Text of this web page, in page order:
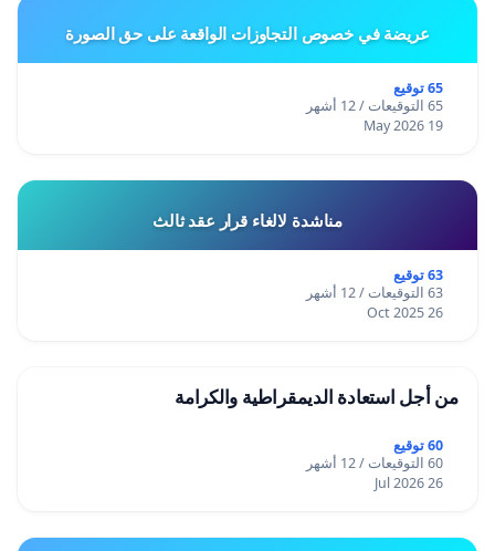
عريضة في خصوص التجاوزات الواقعة على حق الصورة
65 توقيع
65 التوقيعات / 12 أشهر
19 May 2026
مناشدة لالغاء قرار عقد ثالث
63 توقيع
63 التوقيعات / 12 أشهر
26 Oct 2025
من أجل استعادة الديمقراطية والكرامة
60 توقيع
60 التوقيعات / 12 أشهر
26 Jul 2026